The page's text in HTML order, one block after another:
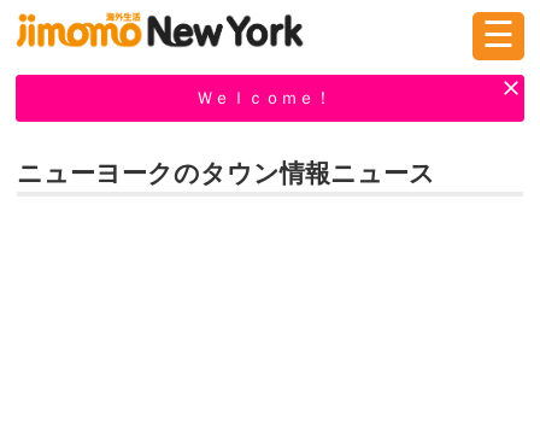
☰
Ｗｅｌｃｏｍｅ！
ニューヨークのタウン情報ニュース